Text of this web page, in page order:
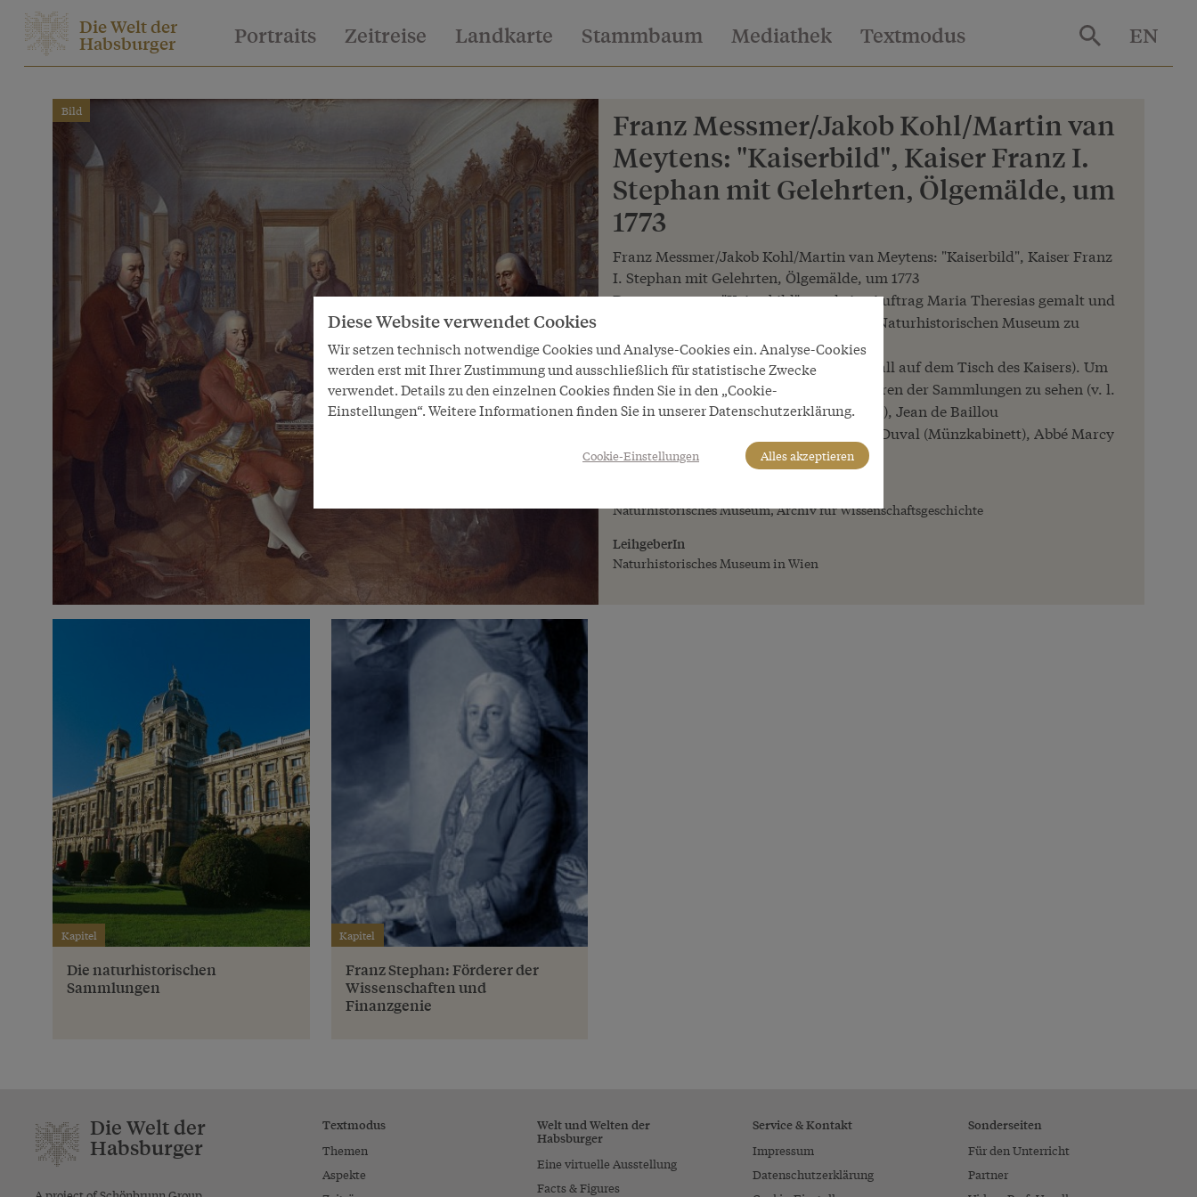
Die Welt der
Habsburger Portraits Zeitreise Landkarte Stammbaum Mediathek Textmodus EN
Bild
Franz Messmer/Jakob Kohl/Martin van
Meytens: "Kaiserbild", Kaiser Franz I.
Stephan mit Gelehrten, Ölgemälde, um
1773
Franz Messmer/Jakob Kohl/Martin van Meytens: "Kaiserbild", Kaiser Franz
I. Stephan mit Gelehrten, Ölgemälde, um 1773
Das sogenannte "Kaiserbild" wurde im Auftrag Maria Theresias gemalt und
zeigt teilweise Objekte, die bis heute im Naturhistorischen Museum zu
finden sind
(z. B. Smaragd, Ammonit und Bergkristall auf dem Tisch des Kaisers). Um
Franz Stephan (sitzend) sind die Direktoren der Sammlungen zu sehen (v. l.
n. r.): Gérard van Swieten (Hofbibliothek), Jean de Baillou
(Naturalienkabinett), Valentin Jamerey-Duval (Münzkabinett), Abbé Marcy
(Physikalischen Kabinett).
Naturhistorisches Museum, Archiv für Wissenschaftsgeschichte
LeihgeberIn
Naturhistorisches Museum in Wien
Kapitel
Die naturhistorischen
Sammlungen
Kapitel
Franz Stephan: Förderer der
Wissenschaften und
Finanzgenie
Die Welt der
Habsburger
Textmodus
Themen
Aspekte
Welt und Welten der
Habsburger
Eine virtuelle Ausstellung
Facts & Figures
Service & Kontakt
Impressum
Datenschutzerklärung
Sonderseiten
Für den Unterricht
Partner
Diese Website verwendet Cookies
Wir setzen technisch notwendige Cookies und Analyse-Cookies ein. Analyse-Cookies
werden erst mit Ihrer Zustimmung und ausschließlich für statistische Zwecke
verwendet. Details zu den einzelnen Cookies finden Sie in den „Cookie-
Einstellungen“. Weitere Informationen finden Sie in unserer Datenschutzerklärung.
Cookie-Einstellungen Alles akzeptieren